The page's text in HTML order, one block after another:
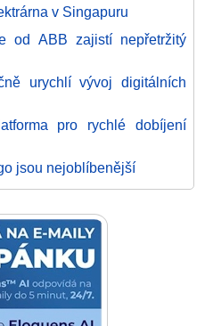
v Singapuru
od ABB zajistí nepřetržitý
urychlí vývoj digitálních
pro rychlé dobíjení
jsou nejoblíbenější